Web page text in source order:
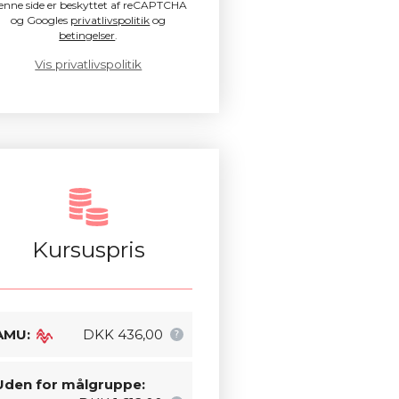
side er beskyttet af reCAPTCHA
og Googles privatlivspolitik og
betingelser.
Vis privatlivspolitik
Kursuspris
DKK 436,00
for målgruppe: